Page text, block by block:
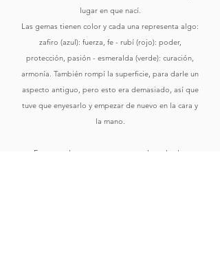
lugar en que nací.
Las gemas tienen color y cada una representa algo:
zafiro (azul): fuerza, fe - rubí (rojo): poder,
protección, pasión - esmeralda (verde): curación,
armonía. También rompí la superficie, para darle un
aspecto antiguo, pero esto era demasiado, así que
tuve que enyesarlo y empezar de nuevo en la cara y
la mano.
En general, estoy contento con el resultado.